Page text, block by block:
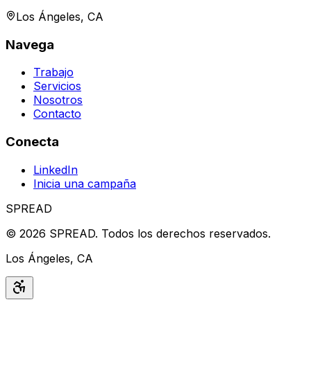
Los Ángeles, CA
Navega
Trabajo
Servicios
Nosotros
Contacto
Conecta
LinkedIn
Inicia una campaña
SPREAD
© 2026 SPREAD. Todos los derechos reservados.
Los Ángeles, CA